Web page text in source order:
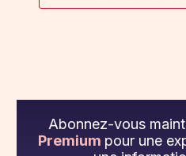
Abonnez-vous
Premium pour une